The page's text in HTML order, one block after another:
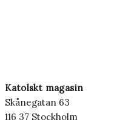
Katolskt magasin
Skånegatan 63
116 37 Stockholm